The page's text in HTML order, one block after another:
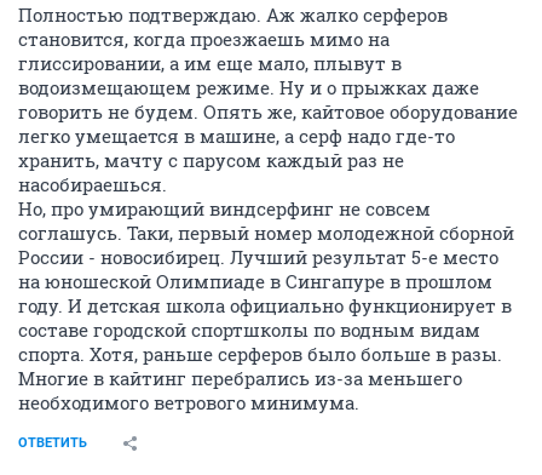
Полностью подтверждаю. Аж жалко серферов
становится, когда проезжаешь мимо на
глиссировании, а им еще мало, плывут в
водоизмещающем режиме. Ну и о прыжках даже
говорить не будем. Опять же, кайтовое оборудование
легко умещается в машине, а серф надо где-то
хранить, мачту с парусом каждый раз не
насобираешься.
Но, про умирающий виндсерфинг не совсем
соглашусь. Таки, первый номер молодежной сборной
России - новосибирец. Лучший результат 5-е место
на юношеской Олимпиаде в Сингапуре в прошлом
году. И детская школа официально функционирует в
составе городской спортшколы по водным видам
спорта. Хотя, раньше серферов было больше в разы.
Многие в кайтинг перебрались из-за меньшего
необходимого ветрового минимума.
ОТВЕТИТЬ